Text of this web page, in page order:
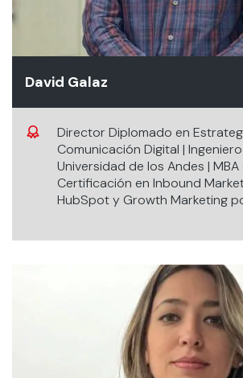
David Galaz
Director Diplomado en
Comunicación Digital |
Universidad de los Andes | MBA
Certificación en Inbound
HubSpot y Growth Marketing